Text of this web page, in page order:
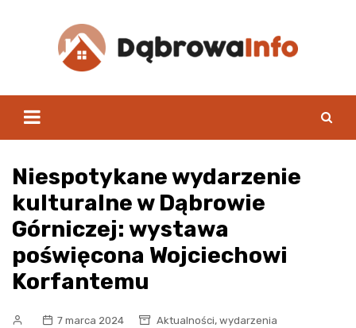
Niespotykane wydarzenie
kulturalne w Dąbrowie
Górniczej: wystawa
poświęcona Wojciechowi
Korfantemu
7 marca 2024 Aktualności, wydarzenia